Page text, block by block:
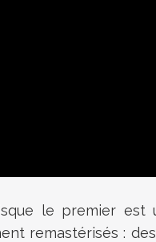
le premier est
remastérisés :